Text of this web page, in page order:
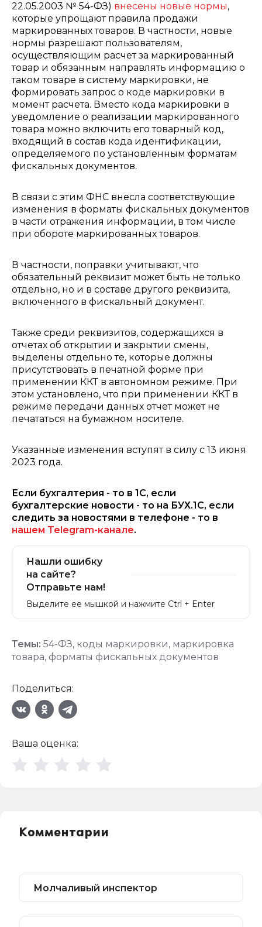
22.05.2003 № 54-ФЗ) внесены новые нормы,
которые упрощают правила продажи
маркированных товаров. В частности, новые
нормы разрешают пользователям,
осуществляющим расчет за маркированный
товар и обязанным направлять информацию о
таком товаре в систему маркировки,‎ не
формировать запрос о коде маркировки в
момент расчета. Вместо кода маркировки в
уведомление ‎о реализации маркированного
товара можно включить его товарный код,
входящий в состав кода идентификации,
определяемого по установленным форматам
фискальных документов.
В связи с этим ФНС внесла соответствующие
изменения в форматы фискальных документов
в части отражения информации, в том числе
при обороте маркированных товаров.
В частности, поправки учитывают, что
обязательный реквизит может быть не только
отдельно, но и в составе другого реквизита,
включенного в фискальный документ.
Также среди реквизитов, содержащихся в
отчетах об открытии и закрытии смены,
выделены отдельно те, которые должны
присутствовать в печатной форме при
применении ККТ в автономном режиме. При
этом установлено, что при применении ККТ в
режиме передачи данных отчет может не
печататься на бумажном носителе.
Указанные изменения вступят в силу с 13 июня
2023 года.
Если бухгалтерия - то в 1С, если
бухгалтерские новости - то на БУХ.1С, если
следить за новостями в телефоне - то в
нашем Telegram-канале.
Нашли ошибку
на сайте?
Отправьте нам!
Выделите ее мышкой и нажмите Ctrl + Enter
Темы: 54-ФЗ, коды маркировки, маркировка
товара, форматы фискальных документов
Поделиться:
Ваша оценка:
Комментарии